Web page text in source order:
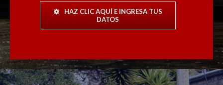
HAZ CLIC AQUÍ E INGRESA TUS
DATOS